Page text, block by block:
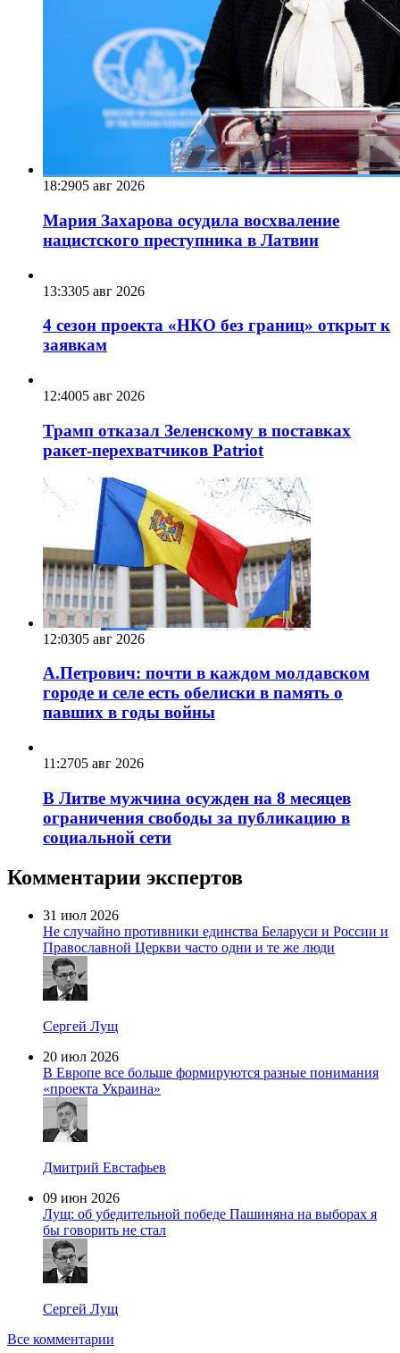
18:2905 авг 2026
Мария Захарова осудила восхваление
нацистского преступника в Латвии
13:3305 авг 2026
4 сезон проекта «НКО без границ» открыт к
заявкам
12:4005 авг 2026
Трамп отказал Зеленскому в поставках
ракет-перехватчиков Patriot
12:0305 авг 2026
А.Петрович: почти в каждом молдавском
городе и селе есть обелиски в память о
павших в годы войны
11:2705 авг 2026
В Литве мужчина осужден на 8 месяцев
ограничения свободы за публикацию в
социальной сети
Комментарии экспертов
31 июл 2026
Не случайно противники единства Беларуси и России и
Православной Церкви часто одни и те же люди
Сергей Лущ
20 июл 2026
В Европе все больше формируются разные понимания
«проекта Украина»
Дмитрий Евстафьев
09 июн 2026
Лущ: об убедительной победе Пашиняна на выборах я
бы говорить не стал
Сергей Лущ
Все комментарии